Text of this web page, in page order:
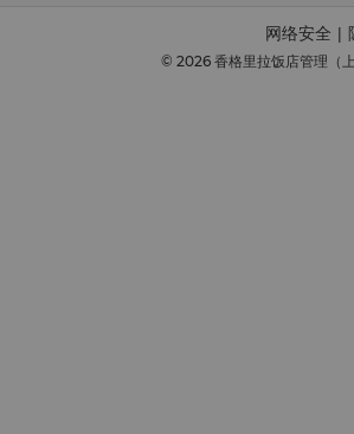
网络安全
© 2026 香格里拉饭店管理（